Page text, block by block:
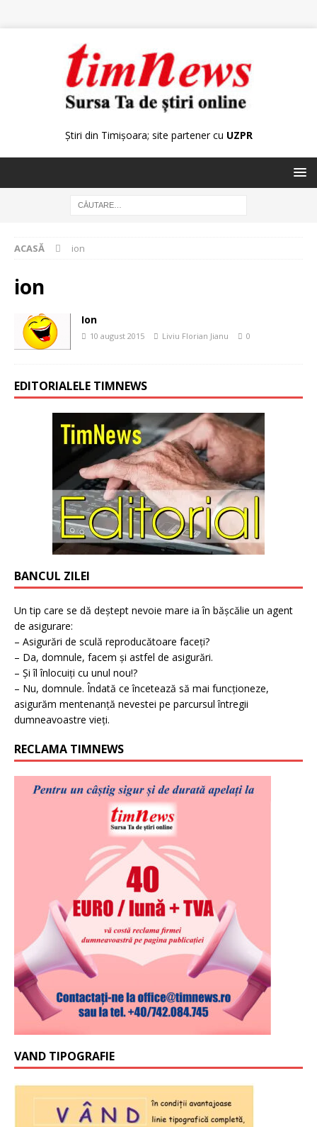
Știri din Timișoara; site partener cu UZPR
ACASĂ ion
ion
Ion
10 august 2015 Liviu Florian Jianu 0
EDITORIALELE TIMNEWS
BANCUL ZILEI
Un tip care se dă deștept nevoie mare ia în bășcălie un agent
de asigurare:
– Asigurări de sculă reproducătoare faceți?
– Da, domnule, facem și astfel de asigurări.
– Și îl înlocuiți cu unul nou!?
– Nu, domnule. Îndată ce încetează să mai funcționeze,
asigurăm mentenanță nevestei pe parcursul întregii
dumneavoastre vieți.
RECLAMA TIMNEWS
VAND TIPOGRAFIE